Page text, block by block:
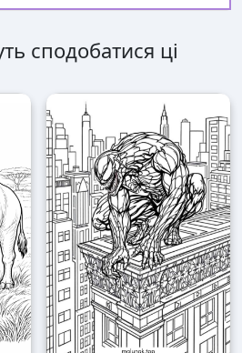
сподобатися ці